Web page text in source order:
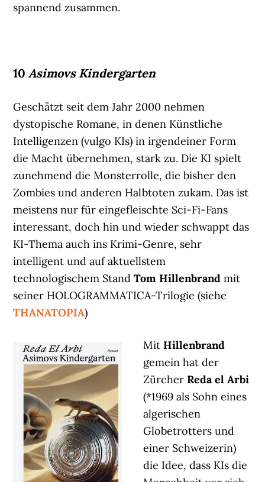
spannend zusammen.
10Asimovs Kindergarten
Geschätzt seit dem Jahr 2000 nehmen
dystopische Romane, in denen Künstliche
Intelligenzen (vulgo KIs) in irgendeiner Form
die Macht übernehmen, stark zu. Die KI spielt
zunehmend die Monsterrolle, die bisher den
Zombies und anderen Halbtoten zukam. Das ist
meistens nur für eingefleischte Sci-Fi-Fans
interessant, doch hin und wieder schwappt das
KI-Thema auch ins Krimi-Genre, sehr
intelligent und auf aktuellstem
technologischem StandTom Hillenbrandmit
seiner HOLOGRAMMATICA-Trilogie (siehe
THANATOPIA)
MitHillenbrand
gemein hat der
ZürcherReda el Arbi
(*1969 als Sohn eines
algerischen
Globetrotters und
einer Schweizerin)
die Idee, dass KIs die